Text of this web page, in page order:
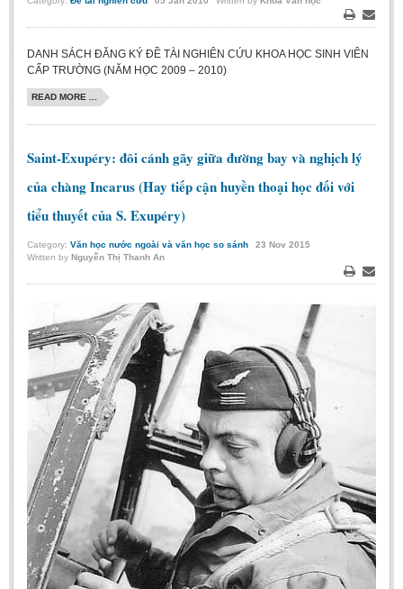
PrintEmail
DANH SÁCH ĐĂNG KÝ ĐỀ TÀI NGHIÊN CỨU KHOA HỌC SINH VIÊN
CẤP TRƯỜNG (NĂM HỌC 2009 – 2010)
READ MORE ...
Saint-Exupéry: đôi cánh gãy giữa đường bay và nghịch lý
của chàng Incarus (Hay tiếp cận huyền thoại học đối với
tiểu thuyết của S. Exupéry)
Category: Văn học nước ngoài và văn học so sánh 23 Nov 2015
Written by Nguyễn Thị Thanh An
PrintEmail